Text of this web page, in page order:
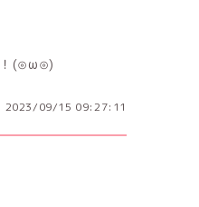
！(⊙ω⊙)
2023/09/15 09:27:11